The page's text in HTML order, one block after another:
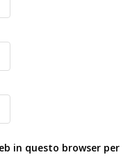
in questo browser per